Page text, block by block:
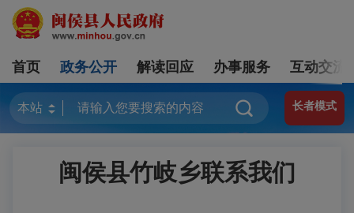
首页 政务公开 解读回应 办事服务 互动交流
长者模式
闽侯县竹岐乡联系我们